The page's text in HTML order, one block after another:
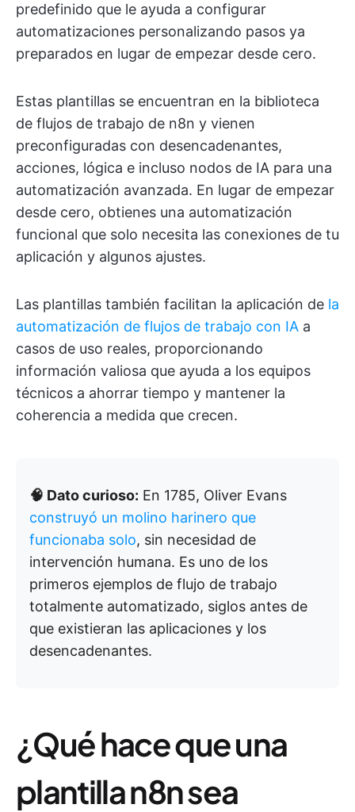
predefinido que le ayuda a configurar
automatizaciones personalizando pasos ya
preparados en lugar de empezar desde cero.
Estas plantillas se encuentran en la biblioteca
de flujos de trabajo de n8n y vienen
preconfiguradas con desencadenantes,
acciones, lógica e incluso nodos de IA para una
automatización avanzada. En lugar de empezar
desde cero, obtienes una automatización
funcional que solo necesita las conexiones de tu
aplicación y algunos ajustes.
Las plantillas también facilitan la aplicación de la
automatización de flujos de trabajo con IA a
casos de uso reales, proporcionando
información valiosa que ayuda a los equipos
técnicos a ahorrar tiempo y mantener la
coherencia a medida que crecen.
🧠 Dato curioso: En 1785, Oliver Evans
construyó un molino harinero que
funcionaba solo, sin necesidad de
intervención humana. Es uno de los
primeros ejemplos de flujo de trabajo
totalmente automatizado, siglos antes de
que existieran las aplicaciones y los
desencadenantes.
¿Qué hace que una
plantilla n8n sea